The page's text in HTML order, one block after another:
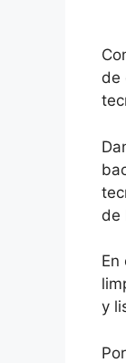
de
de
En
y